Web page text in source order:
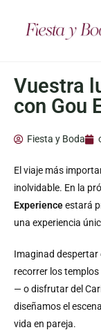
Vuestra
con Gou
Fiesta y Boda
El viaje más
inolvidable. En la
Experienceestará
una experiencia
Imaginad despertar
recorrer los
— o disfrutar del
diseñamos el
vida en pareja.